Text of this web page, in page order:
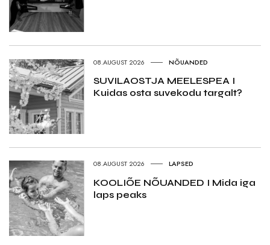
08.AUGUST 2026 NÕUANDED
SUVILAOSTJA MEELESPEA I
Kuidas osta suvekodu targalt?
08.AUGUST 2026 LAPSED
KOOLIÕE NÕUANDED I Mida iga
laps peaks